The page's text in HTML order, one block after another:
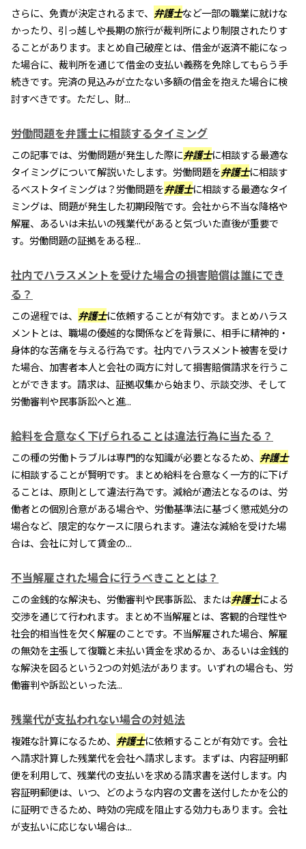
さらに、免責が決定されるまで、 弁護士など一部の職業に就けな
かったり、引っ越しや長期の旅行が裁判所により制限されたりす
ることがあります。まとめ自己破産とは、借金が返済不能になっ
た場合に、裁判所を通じて借金の支払い義務を免除してもらう手
続きです。完済の見込みが立たない多額の借金を抱えた場合に検
討すべきです。ただし、財...
労働問題を弁護士に相談するタイミング
この記事では、労働問題が発生した際に弁護士に相談する最適な
タイミングについて解説いたします。労働問題を弁護士に相談す
るベストタイミングは？労働問題を弁護士に相談する最適なタイ
ミングは、問題が発生した初期段階です。会社から不当な降格や
解雇、あるいは未払いの残業代があると気づいた直後が重要で
す。労働問題の証拠をある程...
社内でハラスメントを受けた場合の損害賠償は誰にでき
る？
この過程では、 弁護士に依頼することが有効です。まとめハラス
メントとは、職場の優越的な関係などを背景に、相手に精神的・
身体的な苦痛を与える行為です。社内でハラスメント被害を受け
た場合、加害者本人と会社の両方に対して損害賠償請求を行うこ
とができます。請求は、証拠収集から始まり、示談交渉、そして
労働審判や民事訴訟へと進...
給料を合意なく下げられることは違法行為に当たる？
この種の労働トラブルは専門的な知識が必要となるため、 弁護士
に相談することが賢明です。まとめ給料を合意なく一方的に下げ
ることは、原則として違法行為です。減給が適法となるのは、労
働者との個別合意がある場合や、労働基準法に基づく懲戒処分の
場合など、限定的なケースに限られます。違法な減給を受けた場
合は、会社に対して賃金の...
不当解雇された場合に行うべきこととは？
この金銭的な解決も、労働審判や民事訴訟、または弁護士による
交渉を通じて行われます。まとめ不当解雇とは、客観的合理性や
社会的相当性を欠く解雇のことです。不当解雇された場合、解雇
の無効を主張して復職と未払い賃金を求めるか、あるいは金銭的
な解決を図るという2つの対処法があります。いずれの場合も、労
働審判や訴訟といった法...
残業代が支払われない場合の対処法
複雑な計算になるため、 弁護士に依頼することが有効です。会社
へ請求計算した残業代を会社へ請求します。まずは、内容証明郵
便を利用して、残業代の支払いを求める請求書を送付します。内
容証明郵便は、いつ、どのような内容の文書を送付したかを公的
に証明できるため、時効の完成を阻止する効力もあります。会社
が支払いに応じない場合は...